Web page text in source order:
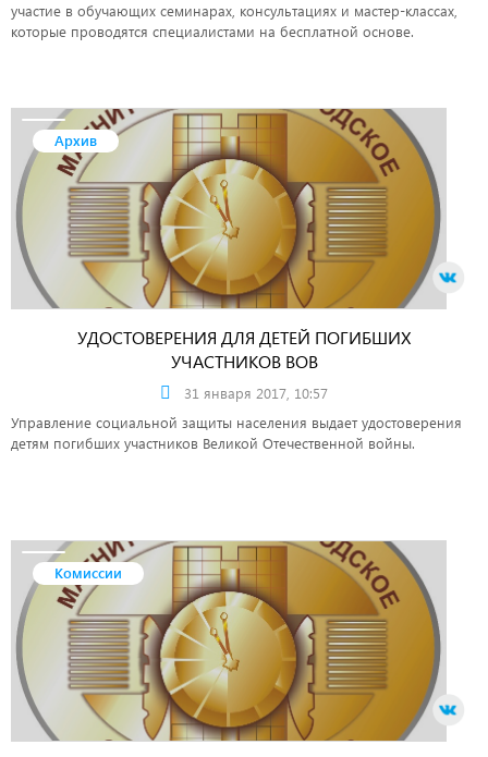
участие в обучающих семинарах, консультациях и мастер-классах,
которые проводятся специалистами на бесплатной основе.
Архив
УДОСТОВЕРЕНИЯ ДЛЯ ДЕТЕЙ ПОГИБШИХ
УЧАСТНИКОВ ВОВ
31 января 2017, 10:57
Управление социальной защиты населения выдает удостоверения
детям погибших участников Великой Отечественной войны.
Комиссии